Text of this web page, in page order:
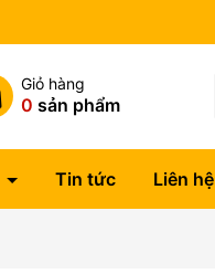
Giỏ hàng
0 sản phẩm
Tin tức Liên hệ